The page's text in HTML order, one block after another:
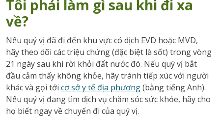
Tôi phải làm gì sau khi đi xa
về?
Nếu quý vị đã đi đến khu vực có dịch EVD hoặc MVD,
hãy theo dõi các triệu chứng (đặc biệt là sốt) trong vòng
21 ngày sau khi rời khỏi đất nước đó. Nếu quý vị bắt
đầu cảm thấy không khỏe, hãy tránh tiếp xúc với người
khác và gọi tới cơ sở y tế địa phương(bằng tiếng Anh).
Nếu quý vị đang tìm dịch vụ chăm sóc sức khỏe, hãy cho
họ biết ngay về chuyến đi của quý vị.